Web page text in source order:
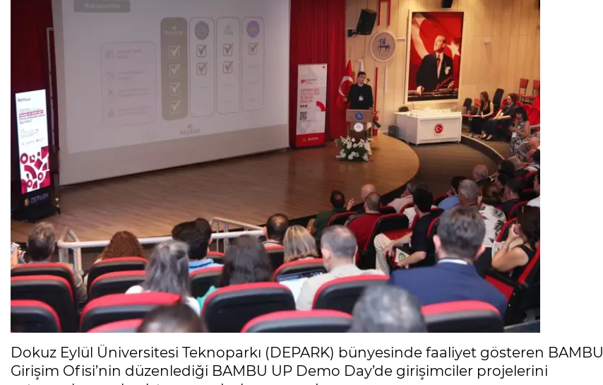
Dokuz Eylül Üniversitesi Teknoparkı (DEPARK) bünyesinde faaliyet gösteren BAMBU
Girişim Ofisi’nin düzenlediği BAMBU UP Demo Day’de girişimciler projelerini